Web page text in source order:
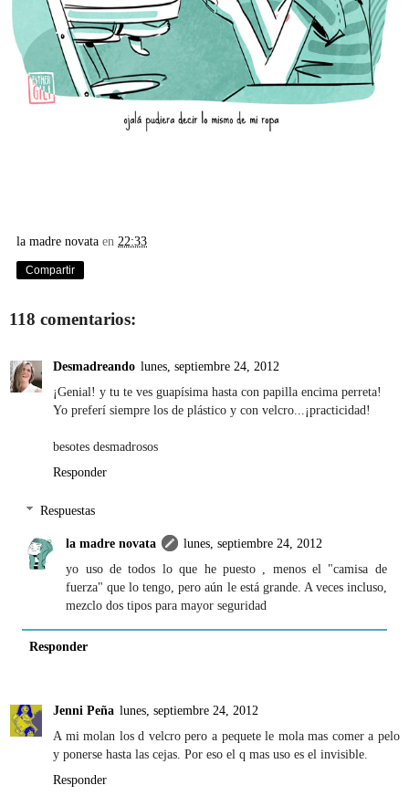
la madre novata en 22:33
Compartir
118 comentarios:
Desmadreando lunes, septiembre 24, 2012
¡Genial! y tu te ves guapísima hasta con papilla encima perreta!
Yo preferí siempre los de plástico y con velcro...¡practicidad!
besotes desmadrosos
Responder
Respuestas
la madre novata
lunes, septiembre 24, 2012
yo uso de todos lo que he puesto , menos el "camisa de
fuerza" que lo tengo, pero aún le está grande. A veces incluso,
mezclo dos tipos para mayor seguridad
Responder
Jenni Peña lunes, septiembre 24, 2012
A mi molan los d velcro pero a pequete le mola mas comer a pelo
y ponerse hasta las cejas. Por eso el q mas uso es el invisible.
Responder